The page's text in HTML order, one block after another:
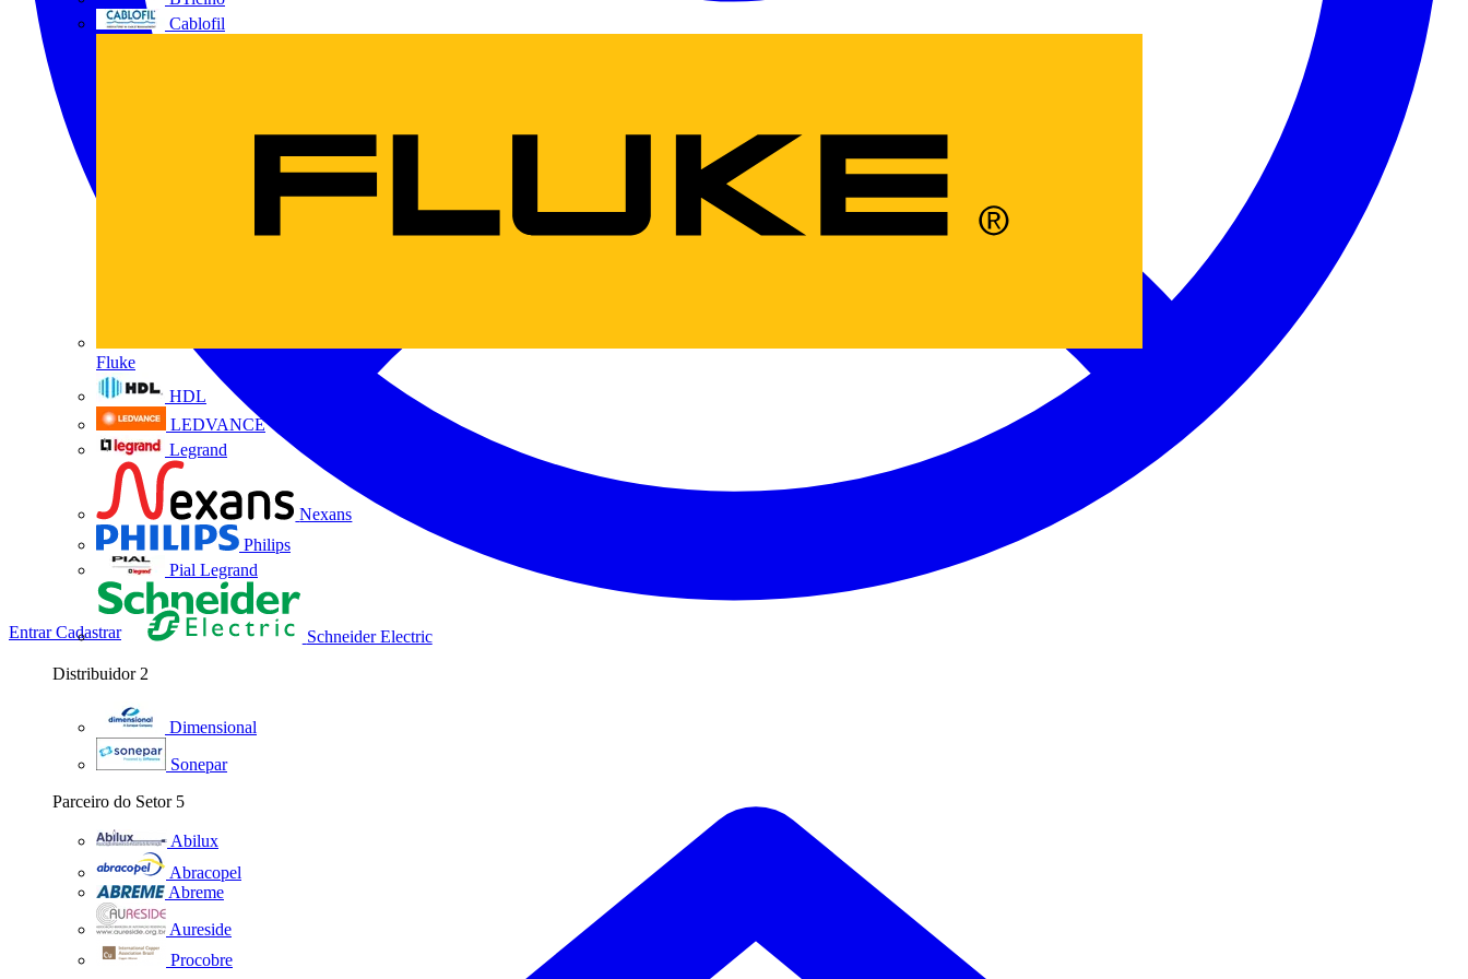
Cablofil
Fluke
HDL
LEDVANCE
Legrand
Nexans
Philips
Pial Legrand
Schneider Electric
Distribuidor 2
Dimensional
Sonepar
Parceiro do Setor 5
Abilux
Abracopel
Abreme
Aureside
Procobre
EntrarCadastrar